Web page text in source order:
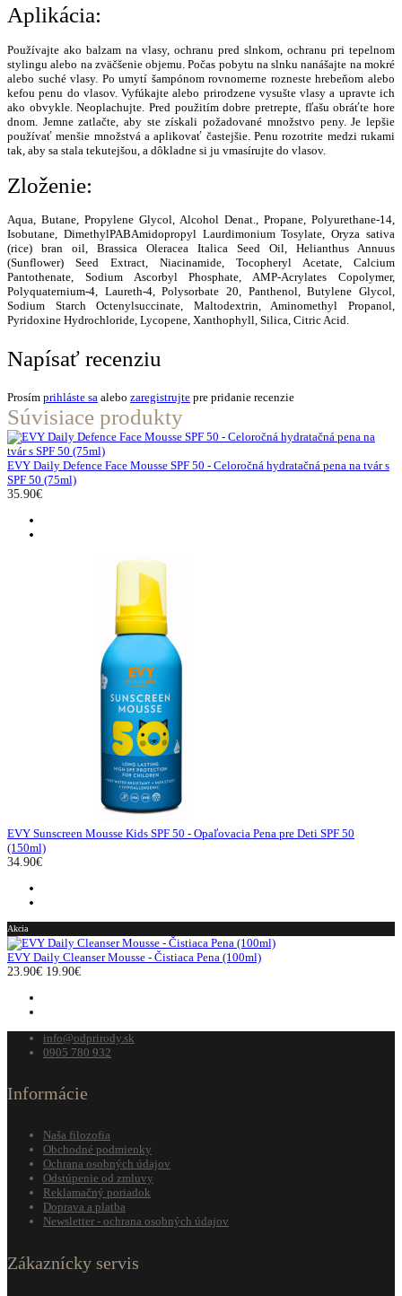
Aplikácia:
Používajte ako balzam na vlasy, ochranu pred slnkom, ochranu pri tepelnom
stylingu alebo na zväčšenie objemu. Počas pobytu na slnku nanášajte na mokré
alebo suché vlasy. Po umytí šampónom rovnomerne rozneste hrebeňom alebo
kefou penu do vlasov. Vyfúkajte alebo prirodzene vysušte vlasy a upravte ich
ako obvykle. Neoplachujte. Pred použitím dobre pretrepte, fľašu obráťte hore
dnom. Jemne zatlačte, aby ste získali požadované množstvo peny. Je lepšie
používať menšie množstvá a aplikovať častejšie. Penu rozotrite medzi rukami
tak, aby sa stala tekutejšou, a dôkladne si ju vmasírujte do vlasov.
Zloženie:
Aqua, Butane, Propylene Glycol, Alcohol Denat., Propane, Polyurethane-14,
Isobutane, DimethylPABAmidopropyl Laurdimonium Tosylate, Oryza sativa
(rice) bran oil, Brassica Oleracea Italica Seed Oil, Helianthus Annuus
(Sunflower) Seed Extract, Niacinamide, Tocopheryl Acetate, Calcium
Pantothenate, Sodium Ascorbyl Phosphate, AMP-Acrylates Copolymer,
Polyquaternium-4, Laureth-4, Polysorbate 20, Panthenol, Butylene Glycol,
Sodium Starch Octenylsuccinate, Maltodextrin, Aminomethyl Propanol,
Pyridoxine Hydrochloride, Lycopene, Xanthophyll, Silica, Citric Acid.
Napísať recenziu
Prosím prihláste sa alebo zaregistrujte pre pridanie recenzie
Súvisiace produkty
EVY Daily Defence Face Mousse SPF 50 - Celoročná hydratačná pena na tvár s
SPF 50 (75ml)
35.90€
EVY Sunscreen Mousse Kids SPF 50 - Opaľovacia Pena pre Deti SPF 50
(150ml)
34.90€
Akcia
EVY Daily Cleanser Mousse - Čistiaca Pena (100ml)
23.90€ 19.90€
info@odprirody.sk
0905 780 932
Informácie
Naša filozofia
Obchodné podmienky
Ochrana osobných údajov
Odstúpenie od zmluvy
Reklamačný poriadok
Doprava a platba
Newsletter - ochrana osobných údajov
Zákaznícky servis